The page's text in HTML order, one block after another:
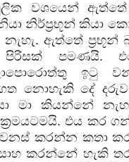
වශයෙන් ඇත්තේ
නිර්ප්‍රභූන් කියා
නැහැ. ඇත්තේ ප්‍රභූන්
පමණයි.
ඉටු
නොහැකි දේ
මා කියන්නේ
එය කර
කරන්න කතා
කරන්නේ හැකි